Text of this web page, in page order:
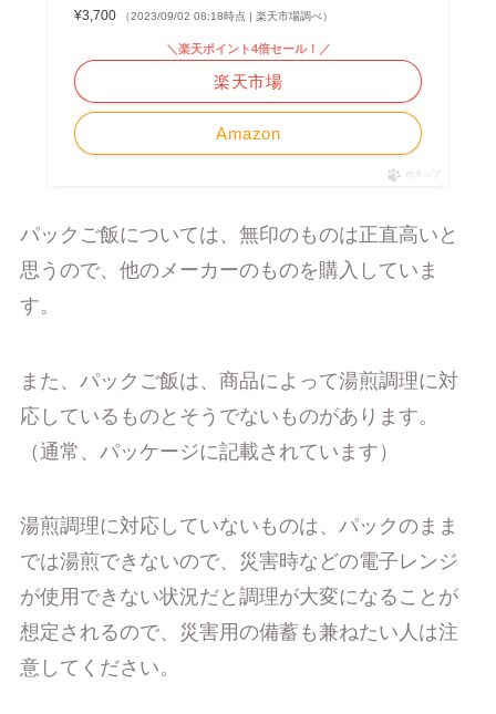
¥3,700
（2023/09/02 08:18時点 | 楽天市場調べ）
Amazon
＼楽天ポイント4倍セール！／
楽天市場
ポチップ
パックご飯については、無印のものは正直高いと
思うので、他のメーカーのものを購入していま
す。
また、パックご飯は、商品によって湯煎調理に対
応しているものとそうでないものがあります。
（通常、パッケージに記載されています）
湯煎調理に対応していないものは、パックのまま
では湯煎できないので、災害時などの電子レンジ
が使用できない状況だと調理が大変になることが
想定されるので、災害用の備蓄も兼ねたい人は注
意してください。